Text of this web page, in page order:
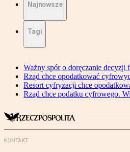
Najnowsze
Tagi
Ważny spór o doręczanie
Rząd chce opodatkować
Resort cyfryzacji chce
Rząd chce podatku cyfrowego.
KONTAKT